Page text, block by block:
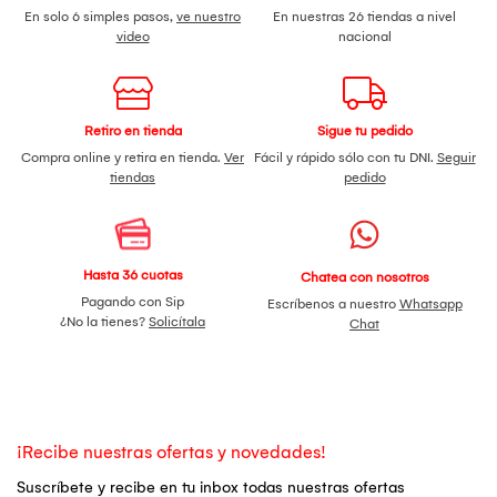
En solo 6 simples pasos, ve nuestro
video
En nuestras 26 tiendas a nivel
nacional
Retiro en tienda
Compra online y retira en tienda. Ver
tiendas
Sigue tu pedido
Fácil y rápido sólo con tu DNI. Seguir
pedido
Hasta 36 cuotas
Pagando con Sip
¿No la tienes? Solicítala
Chatea con nosotros
Escríbenos a nuestro Whatsapp
Chat
¡Recibe nuestras ofertas y novedades!
Suscríbete y recibe en tu inbox todas nuestras ofertas